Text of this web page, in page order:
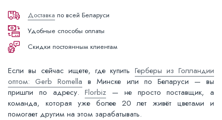
Доставка по всей Беларуси
Удобные способы оплаты
Скидки постоянным клиентам
Если вы сейчас ищете, где купить Герберы из Голландии
оптом: Gerb Romella в Минске или по Беларуси — вы
пришли по адресу.Florbiz — не просто поставщик, а
команда, которая уже более 20 лет живёт цветами и
помогает другим на этом зарабатывать.